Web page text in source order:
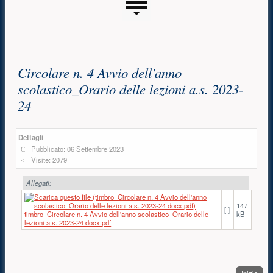
Circolare n. 4 Avvio dell'anno
scolastico_Orario delle lezioni a.s. 2023-
24
Dettagli
Pubblicato: 06 Settembre 2023
Visite: 2079
Allegati:
timbro_Circolare n. 4 Avvio dell'anno scolastico_Orario delle
lezioni a.s. 2023-24 docx.pdf
[ ]
147
kB